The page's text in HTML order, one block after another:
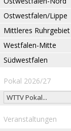
Ostwestfalen/Lippe
Mittleres Ruhrgebiet
Westfalen-Mitte
Südwestfalen
Pokal 2026/27
Veranstaltungen